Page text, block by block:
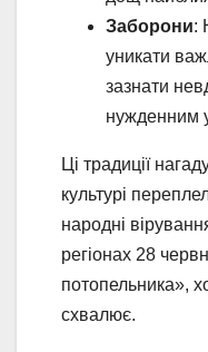
Заборони:
уникати
зазнати
нужденним
Ці традиції
культурі
народні
регіонах 28
потопельника»,
схвалює.